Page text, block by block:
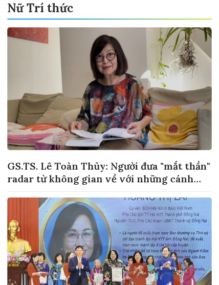
Nữ Trí thức
GS.TS. Lê Toàn Thủy: Người đưa "mắt thần"
radar từ không gian về với những cánh